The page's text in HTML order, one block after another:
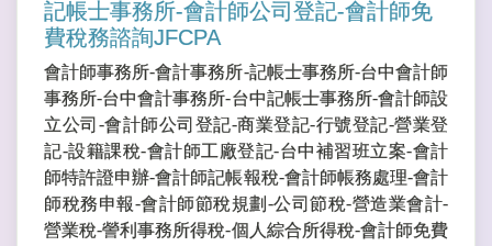
記帳士事務所-會計師公司登記-會計師免
費稅務諮詢JFCPA
會計師事務所-會計事務所-記帳士事務所-台中會計師
事務所-台中會計事務所-台中記帳士事務所-會計師設
立公司-會計師公司登記-商業登記-行號登記-營業登
記-設籍課稅-會計師工廠登記-台中補習班立案-會計
師特許證申辦-會計師記帳報稅-會計師帳務處理-會計
師稅務申報-會計師節稅規劃-公司節稅-營造業會計-
營業稅-謍利事務所得稅-個人綜合所得稅-會計師免費